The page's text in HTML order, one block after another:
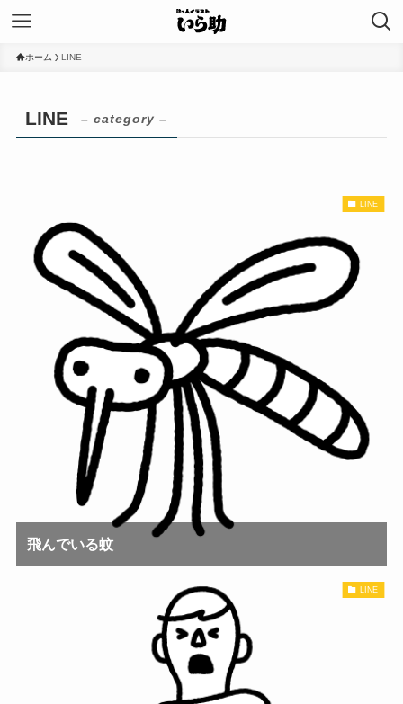
ホーム LINE
LINE – category –
LINE
飛んでいる蚊
LINE